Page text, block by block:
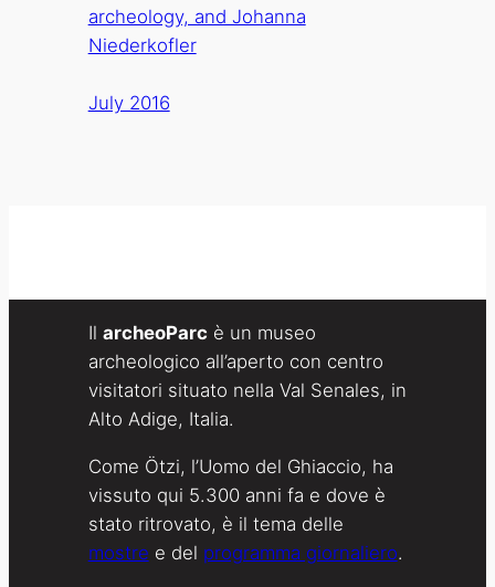
archeology, and Johanna
Niederkofler
July 2016
Il archeoParc è un museo
archeologico all’aperto con centro
visitatori situato nella Val Senales, in
Alto Adige, Italia.
Come Ötzi, l’Uomo del Ghiaccio, ha
vissuto qui 5.300 anni fa e dove è
stato ritrovato, è il tema delle
mostre e del programma giornaliero.